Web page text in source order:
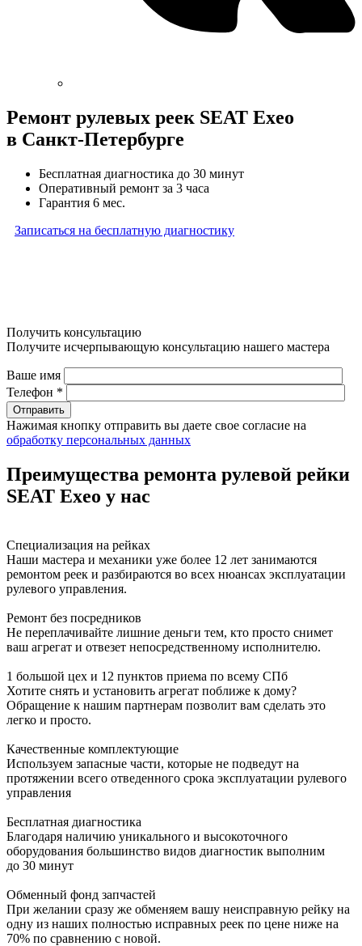
Ремонт рулевых реек SEAT Exeo
в Санкт-Петербурге
Бесплатная диагностика до 30 минут
Оперативный ремонт за 3 часа
Гарантия 6 мес.
Записаться на бесплатную диагностику
Получить консультацию
Получите исчерпывающую консультацию нашего мастера
Ваше имя
Телефон *
Нажимая кнопку отправить вы даете свое согласие на
обработку персональных данных
Преимущества ремонта рулевой рейки
SEAT Exeo у нас
Специализация на рейках
Наши мастера и механики уже более 12 лет занимаются
ремонтом реек и разбираются во всех нюансах эксплуатации
рулевого управления.
Ремонт без посредников
Не переплачивайте лишние деньги тем, кто просто снимет
ваш агрегат и отвезет непосредственному исполнителю.
1 большой цех и 12 пунктов приема по всему СПб
Хотите снять и установить агрегат поближе к дому?
Обращение к нашим партнерам позволит вам сделать это
легко и просто.
Качественные комплектующие
Используем запасные части, которые не подведут на
протяжении всего отведенного срока эксплуатации рулевого
управления
Бесплатная диагностика
Благодаря наличию уникального и высокоточного
оборудования большинство видов диагностик выполним
до 30 минут
Обменный фонд запчастей
При желании сразу же обменяем вашу неисправную рейку на
одну из наших полностью исправных реек по цене ниже на
70% по сравнению с новой.